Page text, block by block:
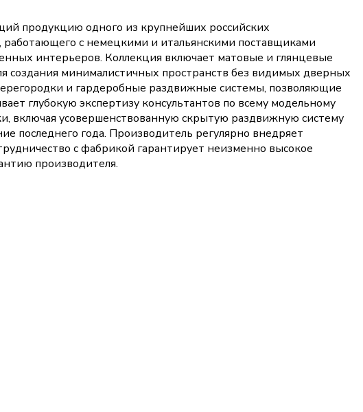
продукцию одного из крупнейших российских
с немецкими и итальянскими поставщиками
интерьеров. Коллекция включает матовые и глянцевые
создания минималистичных пространств без видимых дверных
и гардеробные раздвижные системы, позволяющие
глубокую экспертизу консультантов по всему модельному
включая усовершенствованную скрытую раздвижную систему
последнего года. Производитель регулярно внедряет
с фабрикой гарантирует неизменно высокое
производителя.